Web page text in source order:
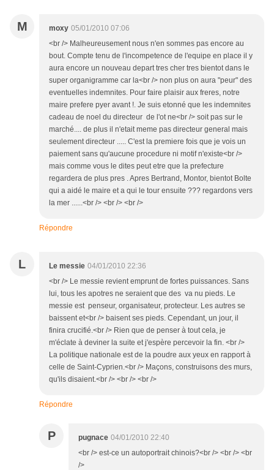
M moxy 05/01/2010 07:06
<br /> Malheureusement nous n'en sommes pas encore au
bout. Compte tenu de l'incompetence de l'equipe en place il y
aura encore un nouveau depart tres cher tres bientot dans le
super organigramme car la<br /> non plus on aura "peur" des
eventuelles indemnites. Pour faire plaisir aux freres, notre
maire prefere pyer avant !. Je suis etonné que les indemnites
cadeau de noel du directeur de l'ot ne<br /> soit pas sur le
marché.... de plus il n'etait meme pas directeur general mais
seulement directeur ..... C'est la premiere fois que je vois un
paiement sans qu'aucune procedure ni motif n'existe<br />
mais comme vous le dites peut etre que la prefecture
regardera de plus pres . Apres Bertrand, Montor, bientot Bolte
qui a aidé le maire et a qui le tour ensuite ??? regardons vers
la mer ......<br /> <br /> <br />
Répondre
L Le messie 04/01/2010 22:36
<br /> Le messie revient emprunt de fortes puissances. Sans
lui, tous les apotres ne seraient que des va nu pieds. Le
messie est penseur, organisateur, protecteur. Les autres se
baissent et<br /> baisent ses pieds. Cependant, un jour, il
finira crucifié.<br /> Rien que de penser à tout cela, je
m'éclate à deviner la suite et j'espère percevoir la fin. <br />
La politique nationale est de la poudre aux yeux en rapport à
celle de Saint-Cyprien.<br /> Maçons, construisons des murs,
qu'ils disaient.<br /> <br /> <br />
Répondre
P pugnace 04/01/2010 22:40
<br /> est-ce un autoportrait chinois?<br /> <br /> <br
/>